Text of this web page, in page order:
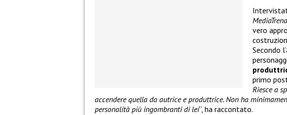
vero
Secondo
primo
Riesce a
accendere quella da autrice e produttrice. Non ha
personalità più ingombranti di lei“, ha raccontato.